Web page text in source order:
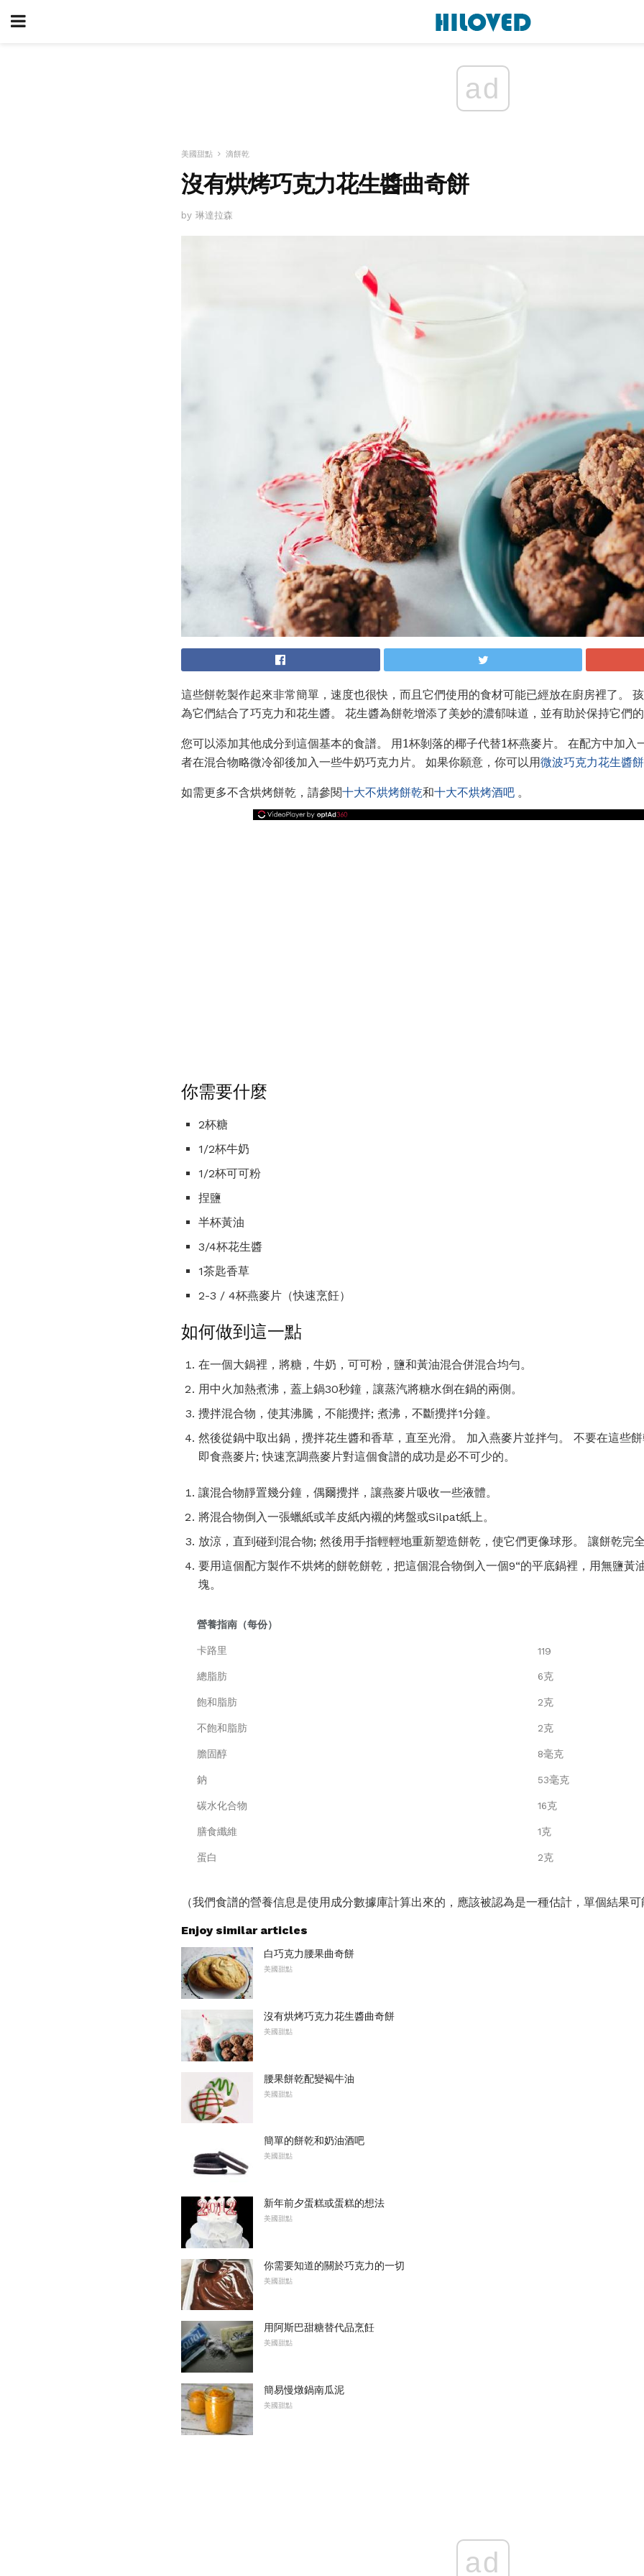
ad
美國甜點 滴餅乾
沒有烘烤巧克力花生醬曲奇餅
by 琳達拉森
這些餅乾製作起來非常簡單，速度也很快，而且它們使用的食材可能已經放在廚房裡了。
為它們結合了巧克力和花生醬。 花生醬為餅乾增添了美妙的濃郁味道，並有助於保持它們的
您可以添加其他成分到這個基本的食譜。 用1杯剝落的椰子代替1杯燕麥片。 在配方中加入
者在混合物略微冷卻後加入一些牛奶巧克力片。 如果你願意，你可以用微波巧克力花生醬
如需更多不含烘烤餅乾，請參閱十大不烘烤餅乾和十大不烘烤酒吧 。
你需要什麼
2杯糖
1/2杯牛奶
1/2杯可可粉
捏鹽
半杯黃油
3/4杯花生醬
1茶匙香草
2-3 / 4杯燕麥片（快速烹飪）
如何做到這一點
在一個大鍋裡，將糖，牛奶，可可粉，鹽和黃油混合併混合均勻。
用中火加熱煮沸，蓋上鍋30秒鐘，讓蒸汽將糖水倒在鍋的兩側。
攪拌混合物，使其沸騰，不能攪拌; 煮沸，不斷攪拌1分鐘。
然後從鍋中取出鍋，攪拌花生醬和香草，直至光滑。 加入燕麥片並拌勻。 不要在這些
即食燕麥片; 快速烹調燕麥片對這個食譜的成功是必不可少的。
讓混合物靜置幾分鐘，偶爾攪拌，讓燕麥片吸收一些液體。
將混合物倒入一張蠟紙或羊皮紙內襯的烤盤或Silpat紙上。
放涼，直到碰到混合物; 然後用手指輕輕地重新塑造餅乾，使它們更像球形。 讓餅乾完
要用這個配方製作不烘烤的餅乾餅乾，把這個混合物倒入一個9“的平底鍋裡，用無鹽黃
塊。
營養指南（每份）
卡路里 119
總脂肪 6克
飽和脂肪 2克
不飽和脂肪 2克
膽固醇 8毫克
鈉 53毫克
碳水化合物 16克
膳食纖維 1克
蛋白 2克
（我們食譜的營養信息是使用成分數據庫計算出來的，應該被認為是一種估計，單個結果可
Enjoy similar articles
白巧克力腰果曲奇餅
美國甜點
沒有烘烤巧克力花生醬曲奇餅
美國甜點
腰果餅乾配變褐牛油
美國甜點
簡單的餅乾和奶油酒吧
美國甜點
新年前夕蛋糕或蛋糕的想法
美國甜點
你需要知道的關於巧克力的一切
美國甜點
用阿斯巴甜糖替代品烹飪
美國甜點
簡易慢燉鍋南瓜泥
美國甜點
ad